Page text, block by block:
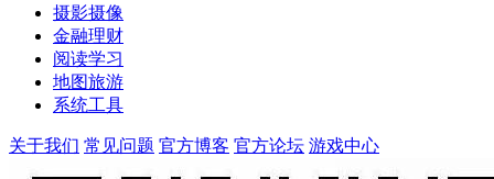
摄影摄像
金融理财
阅读学习
地图旅游
系统工具
关于我们 常见问题 官方博客 官方论坛 游戏中心